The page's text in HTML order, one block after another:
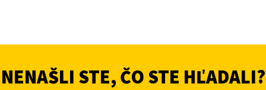
NENAŠLI STE, ČO STE HĽADALI?